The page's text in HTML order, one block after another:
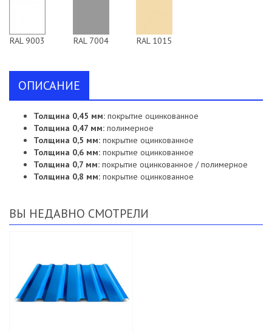
RAL 9003 RAL 7004 RAL 1015
ОПИСАНИЕ
Толщина 0,45 мм: покрытие оцинкованное
Толщина 0,47 мм: полимерное
Толщина 0,5 мм: покрытие оцинкованное
Толщина 0,6 мм: покрытие оцинкованное
Толщина 0,7 мм: покрытие оцинкованное / полимерное
Толщина 0,8 мм: покрытие оцинкованное
ВЫ НЕДАВНО СМОТРЕЛИ